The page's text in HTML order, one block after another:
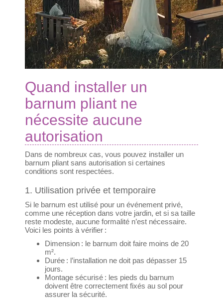
Quand installer un
barnum pliant ne
nécessite aucune
autorisation
Dans de nombreux cas, vous pouvez installer un
barnum pliant sans autorisation si certaines
conditions sont respectées.
1. Utilisation privée et temporaire
Si le barnum est utilisé pour un événement privé,
comme une réception dans votre jardin, et si sa taille
reste modeste, aucune formalité n’est nécessaire.
Voici les points à vérifier :
Dimension : le barnum doit faire moins de 20
m².
Durée : l’installation ne doit pas dépasser 15
jours.
Montage sécurisé : les pieds du barnum
doivent être correctement fixés au sol pour
assurer la sécurité.